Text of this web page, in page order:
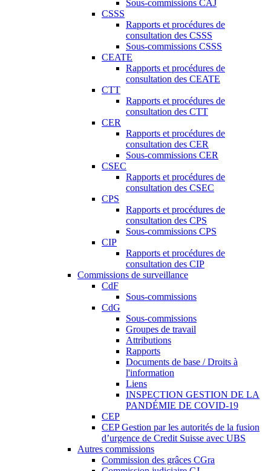
Sous-commissions CAJ
CSSS
Rapports et procédures de
consultation des CSSS
Sous-commissions CSSS
CEATE
Rapports et procédures de
consultation des CEATE
CTT
Rapports et procédures de
consultation des CTT
CER
Rapports et procédures de
consultation des CER
Sous-commissions CER
CSEC
Rapports et procédures de
consultation des CSEC
CPS
Rapports et procédures de
consultation des CPS
Sous-commissions CPS
CIP
Rapports et procédures de
consultation des CIP
Commissions de surveillance
CdF
Sous-commissions
CdG
Sous-commissions
Groupes de travail
Attributions
Rapports
Documents de base / Droits à
l'information
Liens
INSPECTION GESTION DE LA
PANDÉMIE DE COVID-19
CEP
CEP Gestion par les autorités de la fusion
d’urgence de Credit Suisse avec UBS
Autres commissions
Commission des grâces CGra